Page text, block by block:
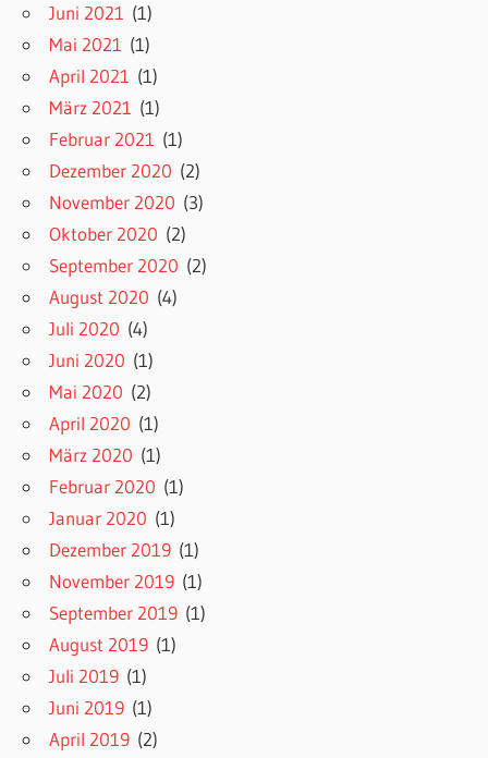
Juni 2021 (1)
Mai 2021 (1)
April 2021 (1)
März 2021 (1)
Februar 2021 (1)
Dezember 2020 (2)
November 2020 (3)
Oktober 2020 (2)
September 2020 (2)
August 2020 (4)
Juli 2020 (4)
Juni 2020 (1)
Mai 2020 (2)
April 2020 (1)
März 2020 (1)
Februar 2020 (1)
Januar 2020 (1)
Dezember 2019 (1)
November 2019 (1)
September 2019 (1)
August 2019 (1)
Juli 2019 (1)
Juni 2019 (1)
April 2019 (2)